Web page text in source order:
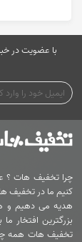
با عضویت در
چرا تخفیف هات ؟
کنیم ما در تخفیف
هدیه می دهیم و
بزرگترین
تخفیف هات همه